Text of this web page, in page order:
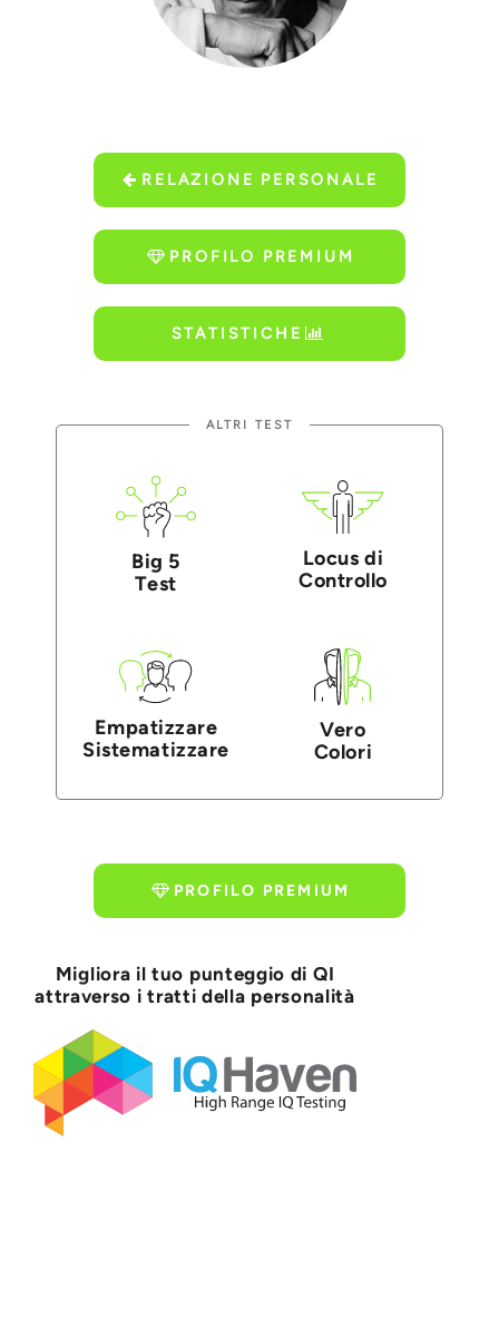
RELAZIONE PERSONALE
PROFILO PREMIUM
STATISTICHE
ALTRI TEST
Big 5
Test
Locus di
Controllo
Empatizzare
Sistematizzare
Vero
Colori
PROFILO PREMIUM
Migliora il tuo punteggio di QI
attraverso i tratti della personalità